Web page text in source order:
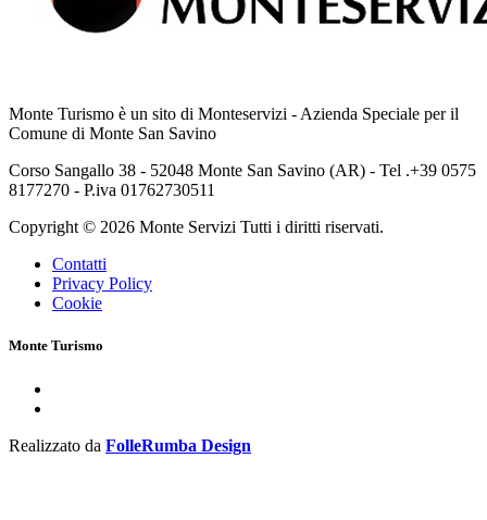
Monte Turismo è un sito di Monteservizi - Azienda Speciale per il
Comune di Monte San Savino
Corso Sangallo 38 - 52048 Monte San Savino (AR) - Tel .+39 0575
8177270 - P.iva 01762730511
Copyright © 2026 Monte Servizi Tutti i diritti riservati.
Contatti
Privacy Policy
Cookie
Monte Turismo
Realizzato da FolleRumba Design